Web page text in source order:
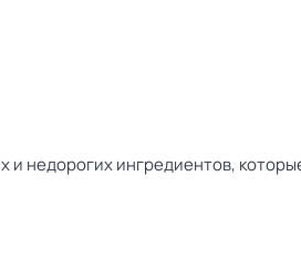
недорогих ингредиентов,